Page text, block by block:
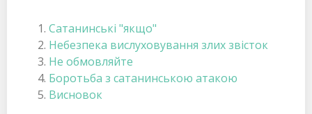
Сатанинські "якщо"
Небезпека вислуховування злих звісток
Не обмовляйте
Боротьба з сатанинською атакою
Висновок